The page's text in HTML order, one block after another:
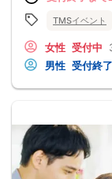
TMSイベント
女性 受付中
男性 受付終了